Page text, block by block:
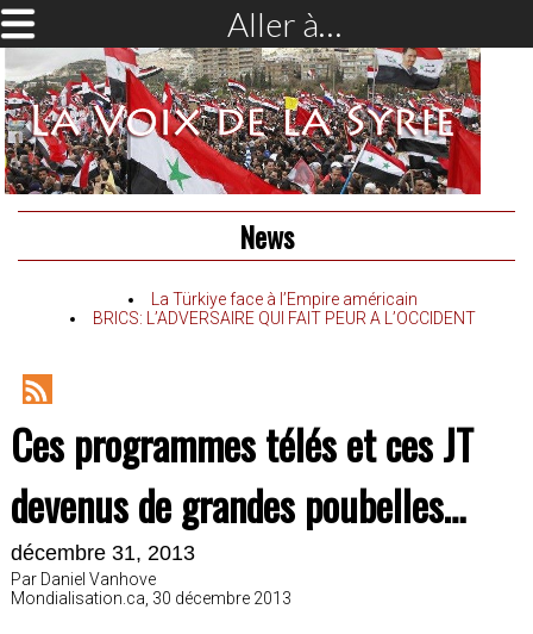
Aller à…
News
La Türkiye face à l’Empire américain
BRICS: L’ADVERSAIRE QUI FAIT PEUR A L’OCCIDENT
RSS
Feed
Ces programmes télés et ces JT
devenus de grandes poubelles…
décembre 31, 2013
Par Daniel Vanhove
Mondialisation.ca, 30 décembre 2013